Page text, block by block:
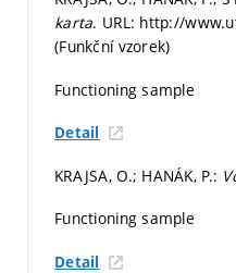
karta. URL: http://
(Funkční vzorek)
Functioning sample
Detail
KRAJSA, O.; HANÁK, P.:
Functioning sample
Detail